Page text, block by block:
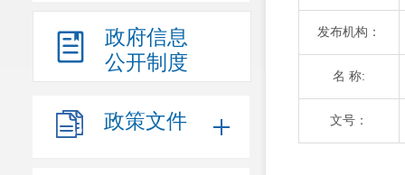
政府信息
公开制度
政策文件
发布机构：
名 称:
文号：